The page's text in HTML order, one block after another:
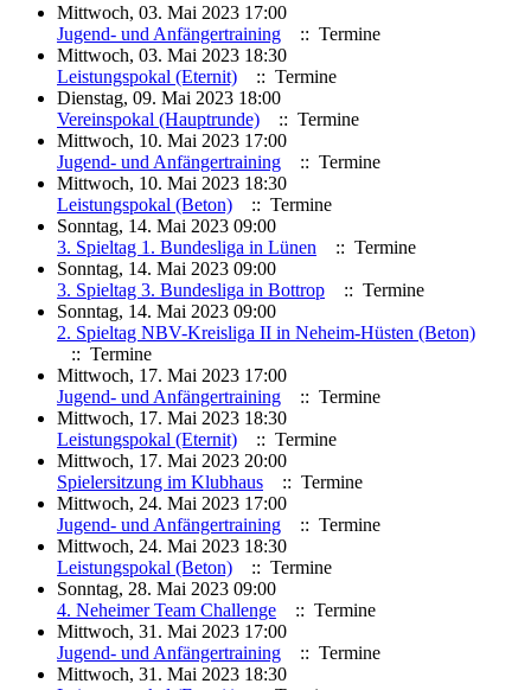
Mittwoch, 03. Mai 2023 17:00
Jugend- und Anfängertraining
:: Termine
Mittwoch, 03. Mai 2023 18:30
Leistungspokal (Eternit)
:: Termine
Dienstag, 09. Mai 2023 18:00
Vereinspokal (Hauptrunde)
:: Termine
Mittwoch, 10. Mai 2023 17:00
Jugend- und Anfängertraining
:: Termine
Mittwoch, 10. Mai 2023 18:30
Leistungspokal (Beton)
:: Termine
Sonntag, 14. Mai 2023 09:00
3. Spieltag 1. Bundesliga in Lünen
:: Termine
Sonntag, 14. Mai 2023 09:00
3. Spieltag 3. Bundesliga in Bottrop
:: Termine
Sonntag, 14. Mai 2023 09:00
2. Spieltag NBV-Kreisliga II in Neheim-Hüsten (Beton)
:: Termine
Mittwoch, 17. Mai 2023 17:00
Jugend- und Anfängertraining
:: Termine
Mittwoch, 17. Mai 2023 18:30
Leistungspokal (Eternit)
:: Termine
Mittwoch, 17. Mai 2023 20:00
Spielersitzung im Klubhaus
:: Termine
Mittwoch, 24. Mai 2023 17:00
Jugend- und Anfängertraining
:: Termine
Mittwoch, 24. Mai 2023 18:30
Leistungspokal (Beton)
:: Termine
Sonntag, 28. Mai 2023 09:00
4. Neheimer Team Challenge
:: Termine
Mittwoch, 31. Mai 2023 17:00
Jugend- und Anfängertraining
:: Termine
Mittwoch, 31. Mai 2023 18:30